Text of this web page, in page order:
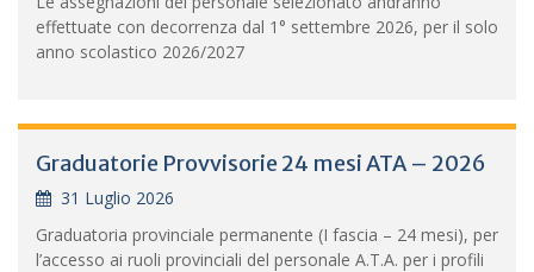
effettuate con decorrenza dal 1° settembre 2026, per il solo
anno scolastico 2026/2027
Graduatorie Provvisorie 24 mesi ATA – 2026
31 Luglio 2026
Graduatoria provinciale permanente (I fascia – 24 mesi), per
l’accesso ai ruoli provinciali del personale A.T.A. per i profili